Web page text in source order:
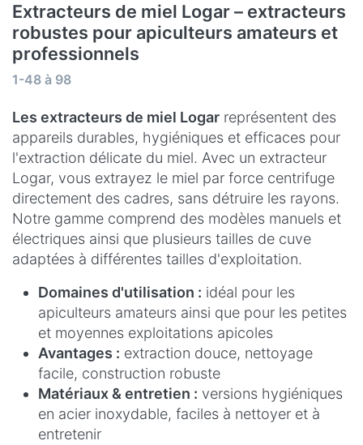
Extracteurs de miel Logar – extracteurs
robustes pour apiculteurs amateurs et
professionnels
Résultats de la recherche:
1-48 à 98
Les extracteurs de miel Logar représentent des
appareils durables, hygiéniques et efficaces pour
l'extraction délicate du miel. Avec un extracteur
Logar, vous extrayez le miel par force centrifuge
directement des cadres, sans détruire les rayons.
Notre gamme comprend des modèles manuels et
électriques ainsi que plusieurs tailles de cuve
adaptées à différentes tailles d'exploitation.
Domaines d'utilisation : idéal pour les
apiculteurs amateurs ainsi que pour les petites
et moyennes exploitations apicoles
Avantages : extraction douce, nettoyage
facile, construction robuste
Matériaux & entretien : versions hygiéniques
en acier inoxydable, faciles à nettoyer et à
entretenir